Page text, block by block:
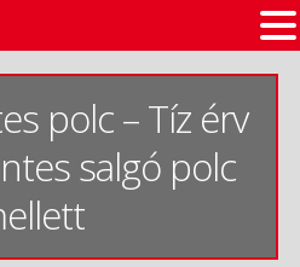
polc – Tíz érv
salgó polc